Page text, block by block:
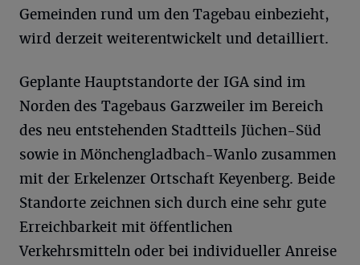
Gemeinden rund um den Tagebau einbezieht,
wird derzeit weiterentwickelt und detailliert.
Geplante Hauptstandorte der IGA sind im
Norden des Tagebaus Garzweiler im Bereich
des neu entstehenden Stadtteils Jüchen-Süd
sowie in Mönchengladbach-Wanlo zusammen
mit der Erkelenzer Ortschaft Keyenberg. Beide
Standorte zeichnen sich durch eine sehr gute
Erreichbarkeit mit öffentlichen
Verkehrsmitteln oder bei individueller Anreise